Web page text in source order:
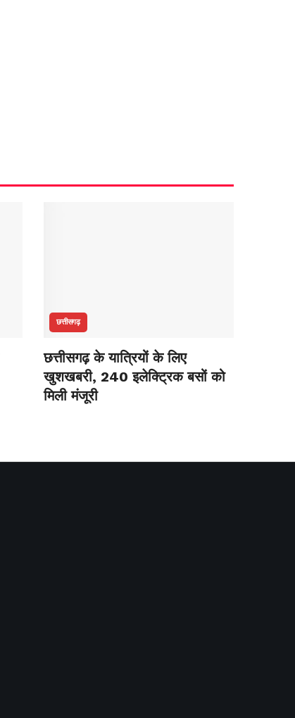
छत्तीसगढ़
छत्तीसगढ़ के यात्रियों के लिए
खुशखबरी, 240 इलेक्ट्रिक बसों को
मिली मंजूरी